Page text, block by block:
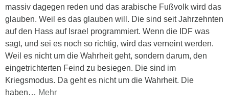
massiv dagegen reden und das arabische Fußvolk wird das
glauben. Weil es das glauben will. Die sind seit Jahrzehnten
auf den Hass auf Israel programmiert. Wenn die IDF was
sagt, und sei es noch so richtig, wird das verneint werden.
Weil es nicht um die Wahrheit geht, sondern darum, den
eingetrichterten Feind zu besiegen. Die sind im
Kriegsmodus. Da geht es nicht um die Wahrheit. Die
haben… Mehr